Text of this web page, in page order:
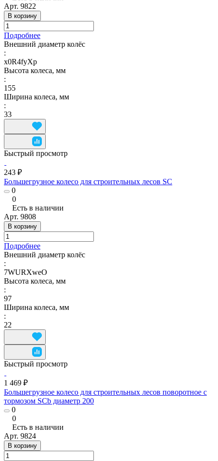
Арт. 9822
В корзину
Подробнее
Внешний диаметр колёс
:
x0R4fyXp
Высота колеса, мм
:
155
Ширина колеса, мм
:
33
Быстрый просмотр
243 ₽
Большегрузное колесо для строительных лесов SC
0
0
Есть в наличии
Арт. 9808
В корзину
Подробнее
Внешний диаметр колёс
:
7WURXweO
Высота колеса, мм
:
97
Ширина колеса, мм
:
22
Быстрый просмотр
1 469 ₽
Большегрузное колесо для строительных лесов поворотное с
тормозом SCb диаметр 200
0
0
Есть в наличии
Арт. 9824
В корзину